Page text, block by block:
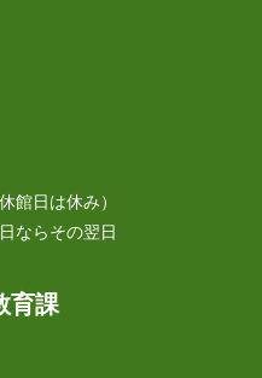
館日は休み）
ならその翌日
育課